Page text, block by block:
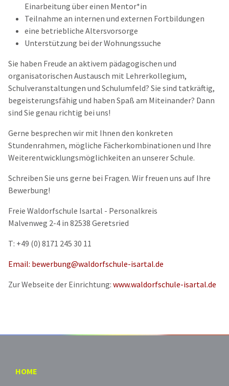
Einarbeitung über einen Mentor*in
Teilnahme an internen und externen Fortbildungen
eine betriebliche Altersvorsorge
Unterstützung bei der Wohnungssuche
Sie haben Freude an aktivem pädagogischen und
organisatorischen Austausch mit Lehrerkollegium,
Schulveranstaltungen und Schulumfeld? Sie sind tatkräftig,
begeisterungsfähig und haben Spaß am Miteinander? Dann
sind Sie genau richtig bei uns!
Gerne besprechen wir mit Ihnen den konkreten
Stundenrahmen, mögliche Fächerkombinationen und Ihre
Weiterentwicklungsmöglichkeiten an unserer Schule.
Schreiben Sie uns gerne bei Fragen. Wir freuen uns auf Ihre
Bewerbung!
Freie Waldorfschule Isartal - Personalkreis
Malvenweg 2-4 in 82538 Geretsried
T: +49 (0) 8171 245 30 11
Email: bewerbung@waldorfschule-isartal.de
Zur Webseite der Einrichtung: www.waldorfschule-isartal.de
HOME